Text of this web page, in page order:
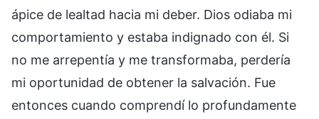
ápice de lealtad hacia mi deber. Dios odiaba mi
comportamiento y estaba indignado con él. Si
no me arrepentía y me transformaba, perdería
mi oportunidad de obtener la salvación. Fue
entonces cuando comprendí lo profundamente